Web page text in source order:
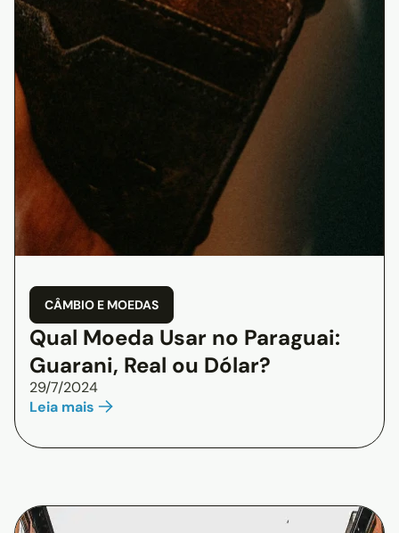
CÂMBIO E MOEDAS
Qual Moeda Usar no Paraguai:
Guarani, Real ou Dólar?
29/7/2024
Leia mais